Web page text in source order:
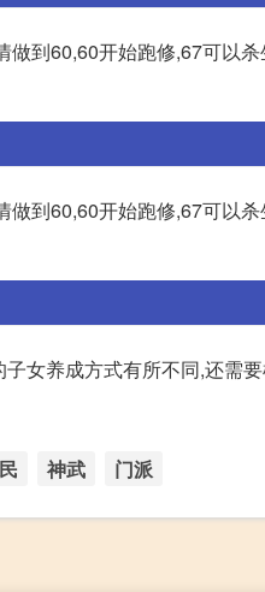
到60,60开始跑修,67可以
到60,60开始跑修,67可以
女养成方式有所不同,还需
神武 门派